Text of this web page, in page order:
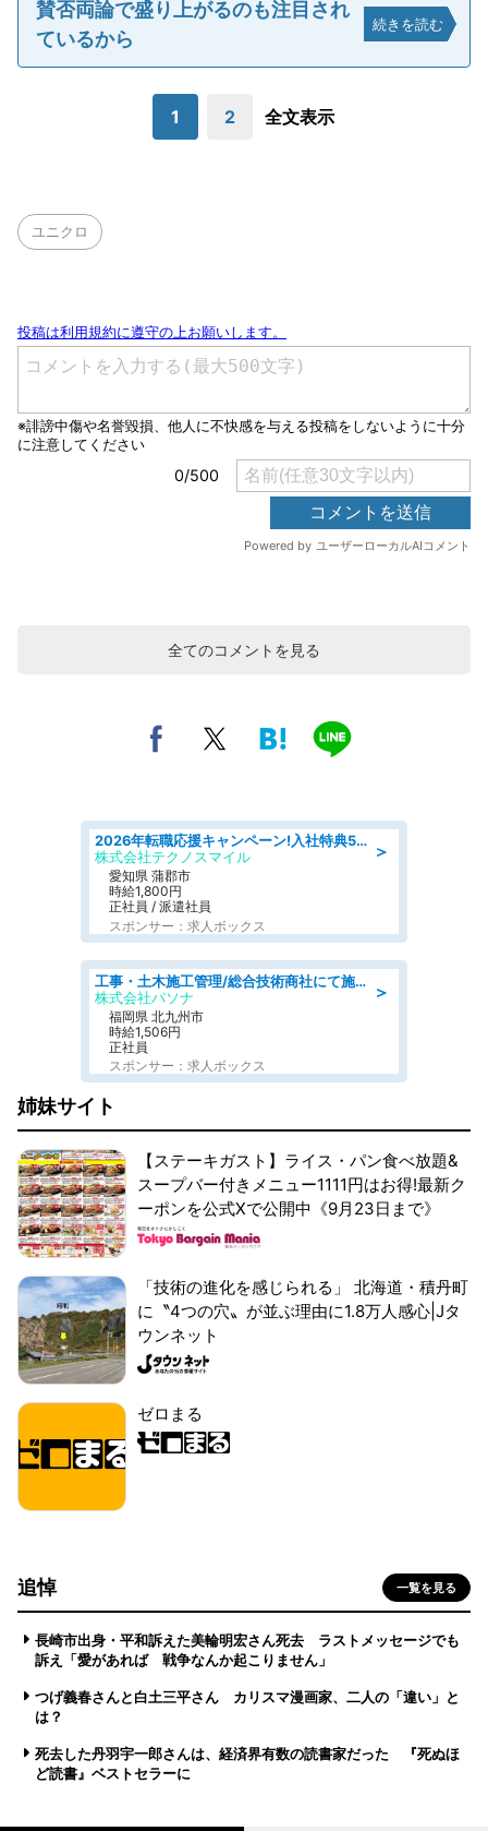
賛否両論で盛り上がるのも注目され
ているから
続きを読む
1 2 全文表示
ユニクロ
全てのコメントを見る
＞
2026年転職応援キャンペーン!入社特典58万円/デンソーで働こう!自動車工場で小型部品の検査業務 denso aichi
株式会社テクノスマイル
愛知県 蒲郡市
時給1,800円
正社員 / 派遣社員
スポンサー：求人ボックス
＞
工事・土木施工管理/総合技術商社にて施工管理のお仕事/即日勤務可/車通勤可/工事・土木施工管理/生産・品質管理
株式会社パソナ
福岡県 北九州市
時給1,506円
正社員
スポンサー：求人ボックス
姉妹サイト
【ステーキガスト】ライス・パン食べ放題&
スープバー付きメニュー1111円はお得!最新ク
ーポンを公式Xで公開中《9月23日まで》
「技術の進化を感じられる」 北海道・積丹町
に〝4つの穴〟が並ぶ理由に1.8万人感心|Jタ
ウンネット
ゼロまる
追悼 一覧を見る
長崎市出身・平和訴えた美輪明宏さん死去 ラストメッセージでも
訴え「愛があれば 戦争なんか起こりません」
つげ義春さんと白土三平さん カリスマ漫画家、二人の「違い」と
は？
死去した丹羽宇一郎さんは、経済界有数の読書家だった 『死ぬほ
ど読書』ベストセラーに